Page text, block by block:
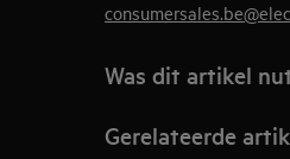
Was dit artikel
Gerelateerde